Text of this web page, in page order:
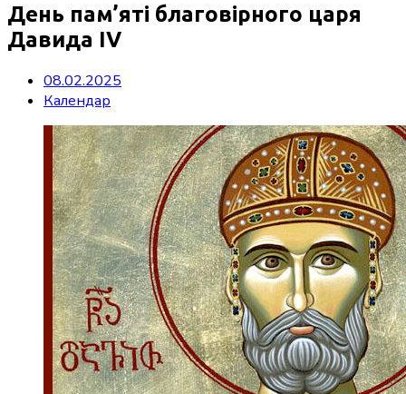
День пам’яті благовірного царя
Давида IV
08.02.2025
Календар